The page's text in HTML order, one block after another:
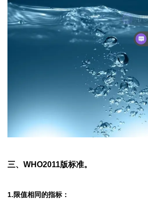
三、WHO2011版标准。
1.限值相同的指标：